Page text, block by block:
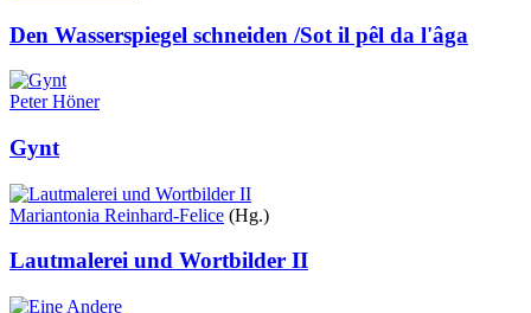
Den Wasserspiegel schneiden /Sot il pêl da l'âga
Peter Höner
Gynt
Mariantonia Reinhard-Felice (Hg.)
Lautmalerei und Wortbilder II